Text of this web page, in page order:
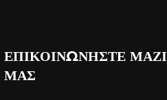
ΕΠΙΚΟΙΝΩΝΗΣΤΕ ΜΑΖΙ
ΜΑΣ